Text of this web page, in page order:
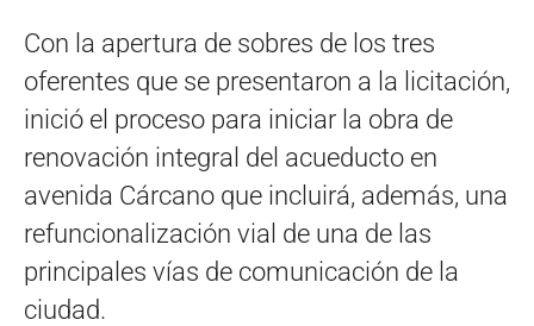
Con la apertura de sobres de los tres
oferentes que se presentaron a la licitación,
inició el proceso para iniciar la obra de
renovación integral del acueducto en
avenida Cárcano que incluirá, además, una
refuncionalización vial de una de las
principales vías de comunicación de la
ciudad.